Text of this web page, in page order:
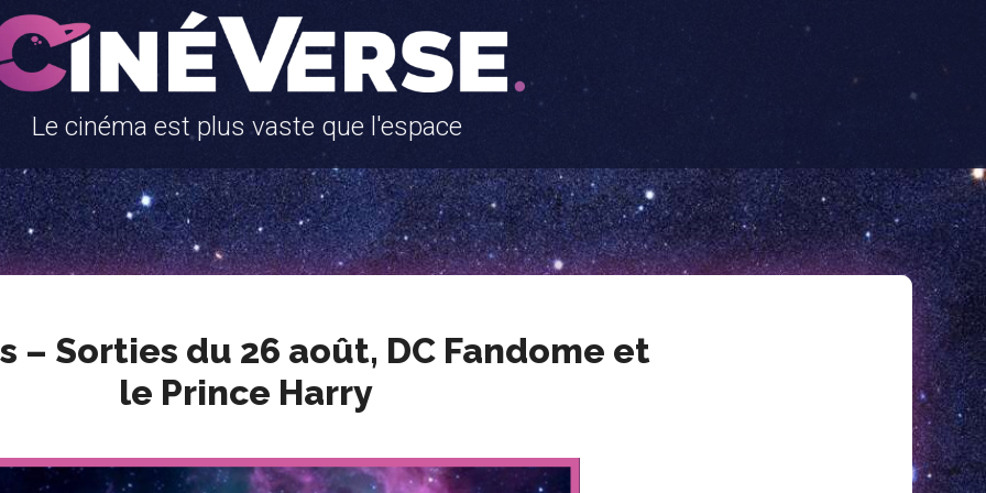
Le cinéma est plus vaste que l'espace
– Sorties du 26 août, DC Fandome et
le Prince Harry